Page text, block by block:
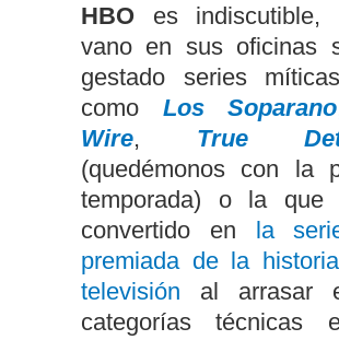
HBO es indiscutible,
vano en sus oficinas
gestado series
como Los Soparano
Wire, True
(quedémonos con la
temporada) o la que
convertido en la
premiada de la
televisión al arrasar
categorías técnicas